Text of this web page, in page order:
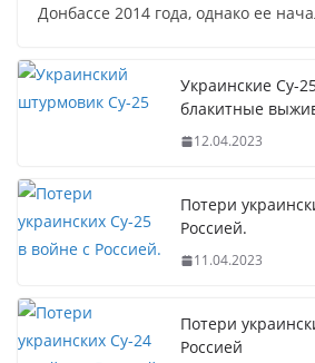
Донбассе 2014 года, однако ее
Украинские Су-
блакитные
12.04.2023
Потери
Россией.
11.04.2023
Потери
Россией